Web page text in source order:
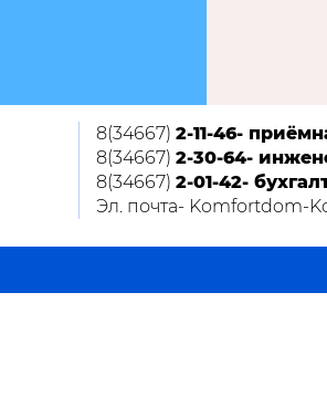
8(34667) 2-11-46-
8(34667) 2-30-64-
8(34667) 2-01-42-
Эл. почта- Komfortdom-